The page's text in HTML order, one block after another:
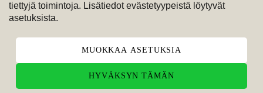
tiettyjä toimintoja. Lisätiedot evästetyypeistä löytyvät
asetuksista.
MUOKKAA ASETUKSIA
HYVÄKSYN TÄMÄN
M